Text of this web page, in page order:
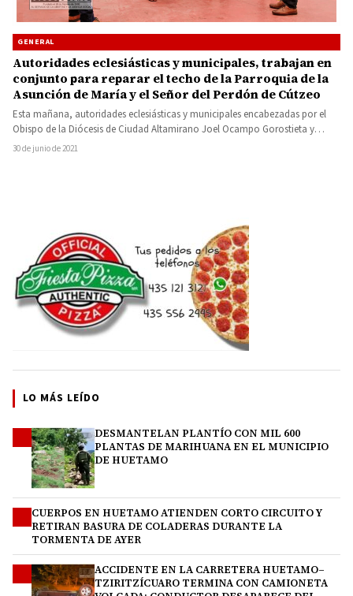
GENERAL
Autoridades eclesiásticas y municipales, trabajan en
conjunto para reparar el techo de la Parroquia de la
Asunción de María y el Señor del Perdón de Cútzeo
Esta mañana, autoridades eclesiásticas y municipales encabezadas por el
Obispo de la Diócesis de Ciudad Altamirano Joel Ocampo Gorostieta y…
30 de junio de 2021
LO MÁS LEÍDO
DESMANTELAN PLANTÍO CON MIL 600
PLANTAS DE MARIHUANA EN EL MUNICIPIO
DE HUETAMO
CUERPOS EN HUETAMO ATIENDEN CORTO CIRCUITO Y
RETIRAN BASURA DE COLADERAS DURANTE LA
TORMENTA DE AYER
ACCIDENTE EN LA CARRETERA HUETAMO–
TZIRITZÍCUARO TERMINA CON CAMIONETA